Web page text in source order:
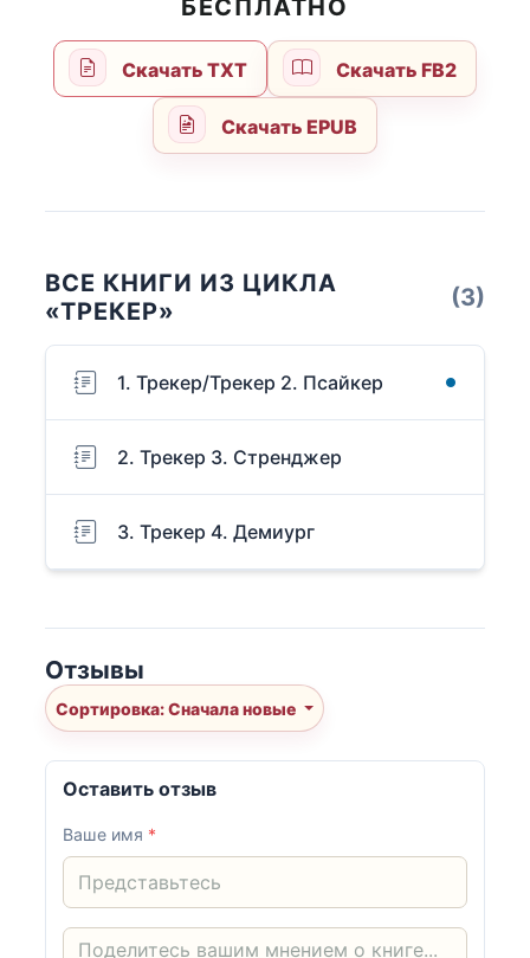
БЕСПЛАТНО
Скачать TXT Скачать FB2
Скачать EPUB
ВСЕ КНИГИ ИЗ ЦИКЛА
«ТРЕКЕР»
(3)
1. Трекер/Трекер 2. Псайкер
2. Трекер 3. Стренджер
3. Трекер 4. Демиург
Отзывы
Сортировка: Сначала новые
Оставить отзыв
Ваше имя *